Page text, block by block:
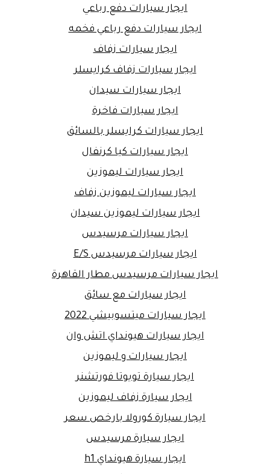
ايجار سيارات دفع رباعي
ايجار سيارات دفع رباعي فخمه
ايجار سيارات زفاف
ايجار سيارات زفاف كرايسلر
ايجار سيارات سيدان
ايجار سيارات فاخرة
ايجار سيارات كرايسلر بالسائق
ايجار سيارات كيا كرنفال
ايجار سيارات ليموزين
ايجار سيارات ليموزين زفاف
ايجار سيارات ليموزين سيدان
ايجار سيارات مرسيدس
ايجار سيارات مرسيدس E/S
ايجار سيارات مرسيدس مطار القاهرة
ايجار سيارات مع سائق
ايجار سيارات ميتسوبيشي 2022
ايجار سيارات هيونداي اتش وان
ايجار سيارات و ليموزين
ايجار سيارة تويوتا فورتشنر
ايجار سيارة زفاف ليموزين
ايجار سيارة كورولا بارخص سعر
ايجار سيارة مرسيدس
ايجار سيارة هيونداي h1